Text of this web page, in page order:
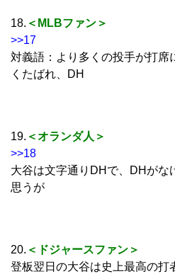
18. ＜MLBファン＞
>>17
対義語：より多くの投手が打席
くたばれ、DH
19. ＜オランダ人＞
>>18
大谷は文字通りDHで、DHがな
思うが
20. ＜ドジャースファン＞
登板翌日の大谷は史上最高の打